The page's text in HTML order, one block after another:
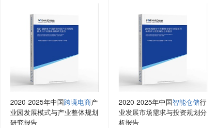
2020-2025年中国跨境电商产
业园发展模式与产业整体规划
研究报告
2020-2025年中国智能仓储行
业发展市场需求与投资规划分
析报告